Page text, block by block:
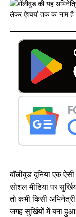
बॉलीवुड दुनिया एक
सोशल मीडिया पर
तो कभी किसी
जगह सुर्खियों में बना